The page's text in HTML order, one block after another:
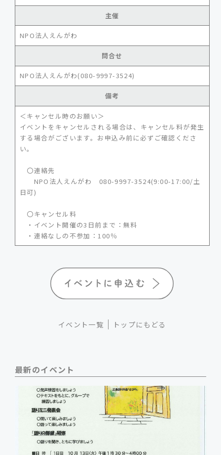
主催
NPO法人えんがわ
問合せ
NPO法人えんがわ(080-9997-3524)
備考
＜キャンセル時のお願い＞
イベントをキャンセルされる場合は、キャンセル料が発生
する場合がございます。お申込み前に必ずご確認くださ
い。
〇連絡先
NPO法人えんがわ 080-9997-3524(9:00-17:00/土
日可)
〇キャンセル料
・イベント開催の3日前まで：無料
・連絡なしの不参加：100％
イベント一覧 トップにもどる
最新のイベント